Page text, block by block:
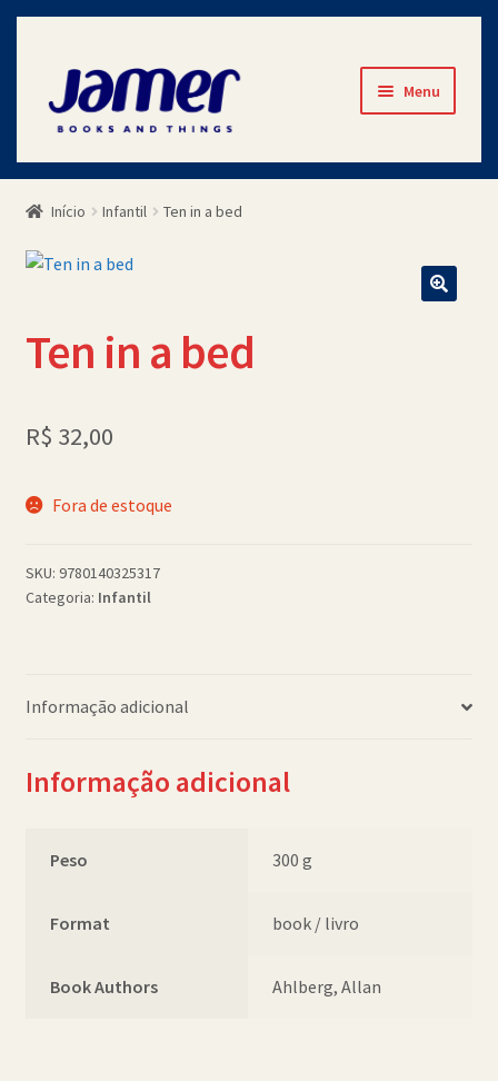
Pular
para
navegação
Pular
para
conteúdo
Menu
Início
Avaliações
Checkout
Minha Conta
Política de Cookies (BR)
Quem Somos
Início Infantil Ten in a bed
Ten in a bed
R$ 32,00
Fora de estoque
SKU: 9780140325317
Categoria: Infantil
Informação adicional
Informação adicional
Peso 300 g
Format book / livro
Book Authors Ahlberg, Allan